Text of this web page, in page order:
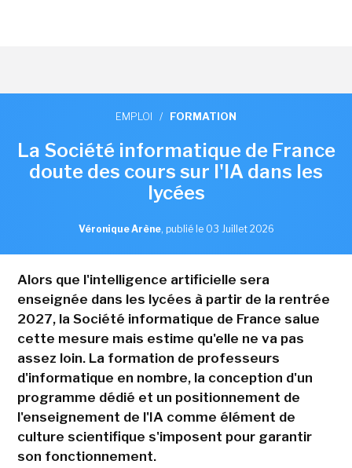
EMPLOI / FORMATION
La Société informatique de France
doute des cours sur l'IA dans les
lycées
Véronique Arène, publié le 03 Juillet 2026
Alors que l'intelligence artificielle sera
enseignée dans les lycées à partir de la rentrée
2027, la Société informatique de France salue
cette mesure mais estime qu'elle ne va pas
assez loin. La formation de professeurs
d'informatique en nombre, la conception d'un
programme dédié et un positionnement de
l'enseignement de l'IA comme élément de
culture scientifique s'imposent pour garantir
son fonctionnement.